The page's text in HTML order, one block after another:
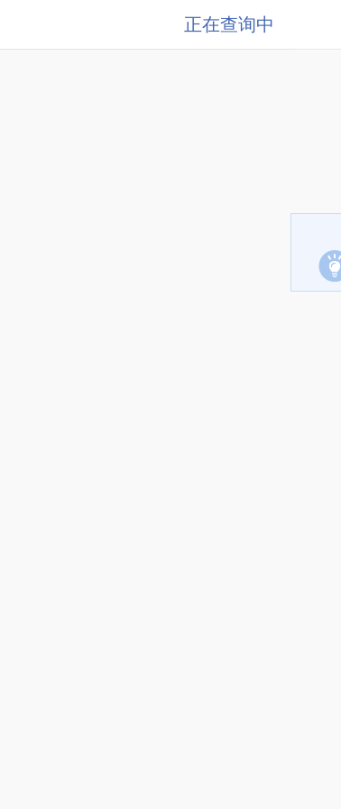
正在查询中